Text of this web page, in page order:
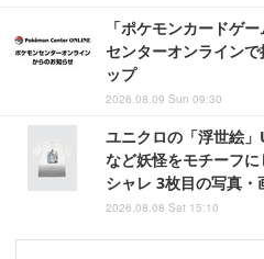
「ポケモンカードゲ
センターオンライン
ップ
2026.08.09 Sun 09:30
ユニクロの「浮世絵
など妖怪をモチーフ
シャレ 3枚目の写真・
2026.08.08 Sat 15:10